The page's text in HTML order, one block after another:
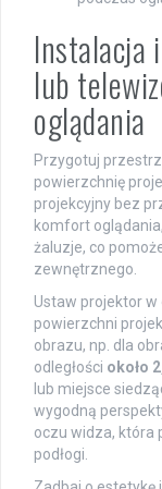
Instalacja
lub
oglądania
Przygotuj
powierzchnię
projekcyjny bez
komfort
żaluzje, co
zewnętrznego.
Ustaw projektor w
powierzchni
obrazu, np. dla
odległości około
lub miejsce
wygodną
oczu widza, która
podłogi.